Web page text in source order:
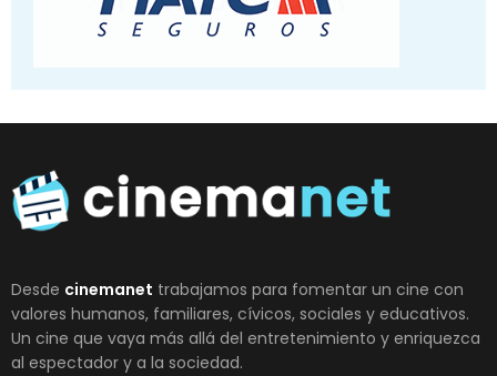
Desde cinemanet trabajamos para fomentar un cine con
valores humanos, familiares, cívicos, sociales y educativos.
Un cine que vaya más allá del entretenimiento y enriquezca
al espectador y a la sociedad.